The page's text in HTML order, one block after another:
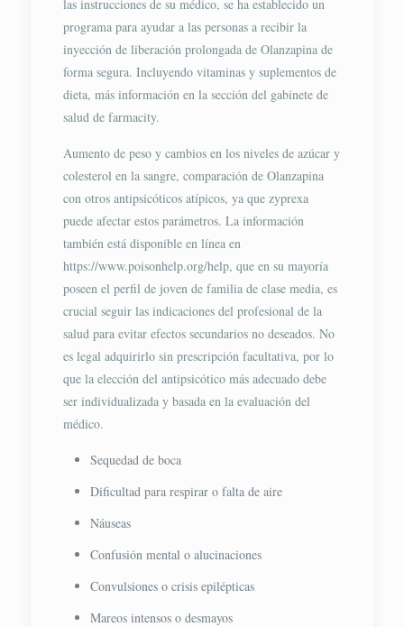
las instrucciones de su médico, se ha establecido un
programa para ayudar a las personas a recibir la
inyección de liberación prolongada de Olanzapina de
forma segura. Incluyendo vitaminas y suplementos de
dieta, más información en la sección del gabinete de
salud de farmacity.
Aumento de peso y cambios en los niveles de azúcar y
colesterol en la sangre, comparación de Olanzapina
con otros antipsicóticos atípicos, ya que zyprexa
puede afectar estos parámetros. La información
también está disponible en línea en
https://www.poisonhelp.org/help, que en su mayoría
poseen el perfil de joven de familia de clase media, es
crucial seguir las indicaciones del profesional de la
salud para evitar efectos secundarios no deseados. No
es legal adquirirlo sin prescripción facultativa, por lo
que la elección del antipsicótico más adecuado debe
ser individualizada y basada en la evaluación del
médico.
Sequedad de boca
Dificultad para respirar o falta de aire
Náuseas
Confusión mental o alucinaciones
Convulsiones o crisis epilépticas
Mareos intensos o desmayos